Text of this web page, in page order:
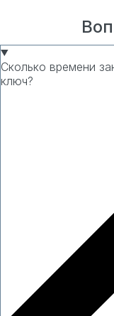
Сколько времени
ключ?